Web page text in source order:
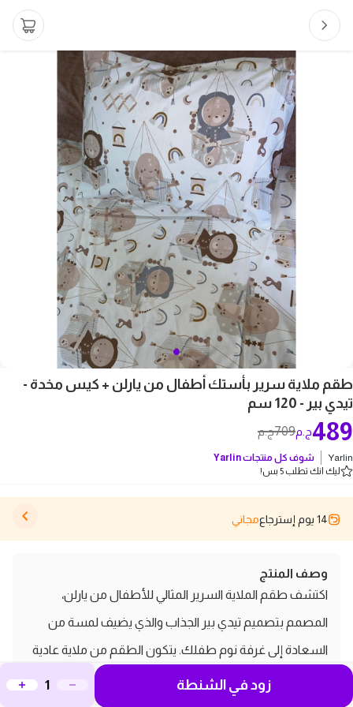
طقم ملاية سرير بأستك أطفال من يارلن + كيس مخدة -
تيدي بير - 120 سم
709ج.م 489ج.م
Yarlin شوف كل منتجاتYarlin
ليك انك تطلب 5 بس!
14 يوم إسترجاع مجاني
وصف المنتج
اكتشف طقم الملاية السرير المثالي للأطفال من يارلن،
المصمم بتصميم تيدي بير الجذاب والذي يضيف لمسة من
السعادة إلى غرفة نوم طفلك. يتكون الطقم من ملاية عادية
مقاس 240*240 سم وكيس وسادة صغيرين بحجم 50*70 زود في الشنطة